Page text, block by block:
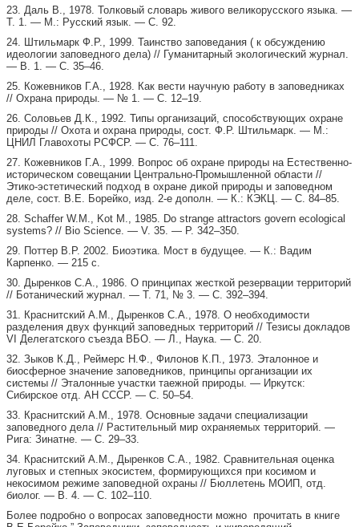
23. Даль В., 1978. Толковый словарь живого великорусского языка. —
Т. 1. — М.: Русский язык. — С. 92.
24. Штильмарк Ф.Р., 1999. Таинство заповедания ( к обсуждению
идеологии заповедного дела) // Гуманитарный экологический журнал.
— В. 1. — С. 35–46.
25. Кожевников Г.А., 1928. Как вести научную работу в заповедниках
// Охрана природы. — № 1. — С. 12–19.
26. Соловьев Д.К., 1992. Типы организаций, способствующих охране
природы // Охота и охрана природы, сост. Ф.Р. Штильмарк. — М.:
ЦНИЛ Главохоты РСФСР. — С. 76–111.
27. Кожевников Г.А., 1999. Вопрос об охране природы на Естественно-
историческом совещании Центрально-Промышленной области //
Этико-эстетический подход в охране дикой природы и заповедном
деле, сост. В.Е. Борейко, изд. 2-е дополн. — К.: КЭКЦ. — С. 84–85.
28. Schaffer W.M., Kot M., 1985. Do strange attractors govеrn ecological
systems? // Bio Science. — V. 35. — Р. 342–350.
29. Поттер В.Р. 2002. Биоэтика. Мост в будущее. — К.: Вадим
Карпенко. — 215 с.
30. Дыренков С.А., 1986. О принципах жесткой резервации территорий
// Ботанический журнал. — Т. 71, № 3. — С. 392–394.
31. Краснитский А.М., Дыренков С.А., 1978. О необходимости
разделения двух функций заповедных территорий // Тезисы докладов
VI Делегатского съезда ВБО. — Л., Наука. — С. 20.
32. Зыков К.Д., Реймерс Н.Ф., Филонов К.П., 1973. Эталонное и
биосферное значение заповедников, принципы организации их
системы // Эталонные участки таежной природы. — Иркутск:
Сибирское отд. АН СССР. — С. 50–54.
33. Краснитский А.М., 1978. Основные задачи специализации
заповедного дела // Растительный мир охраняемых территорий. —
Рига: Зинатне. — С. 29–33.
34. Краснитский А.М., Дыренков С.А., 1982. Сравнительная оценка
луговых и степных экосистем, формирующихся при косимом и
некосимом режиме заповедной охраны // Бюллетень МОИП, отд.
биолог. — В. 4. — С. 102–110.
Более подробно о вопросах заповедности можно прочитать в книге